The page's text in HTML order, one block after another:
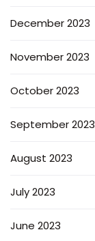
December 2023
November 2023
October 2023
September 2023
August 2023
July 2023
June 2023